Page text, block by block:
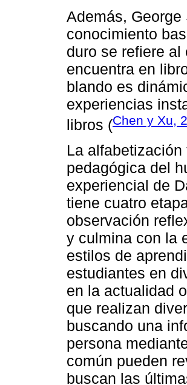
Además,
conocimiento
duro se refiere
encuentra en
blando es
experiencias
libros (Chen y Xu,
La
pedagógica del
experiencial de
tiene cuatro
observación
y culmina con la
estilos de
estudiantes en
en la actualidad
que realizan
buscando una
persona
común pueden
buscan las